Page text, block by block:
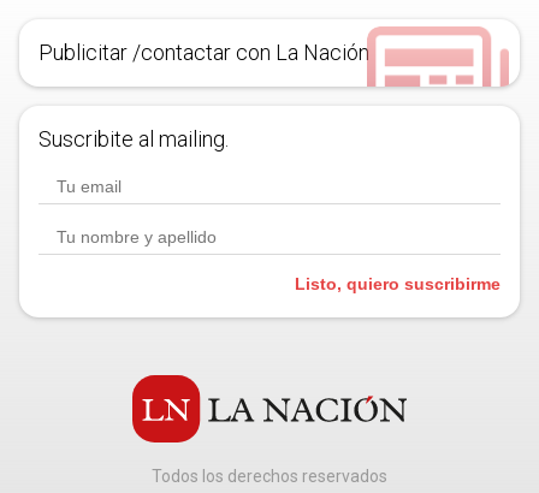
Publicitar /contactar con La Nación
Suscribite al mailing.
Listo, quiero suscribirme
Todos los derechos reservados